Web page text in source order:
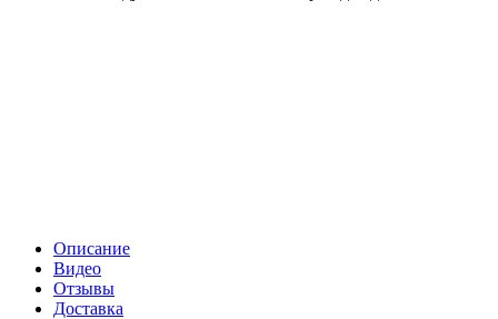
Описание
Видео
Отзывы
Доставка